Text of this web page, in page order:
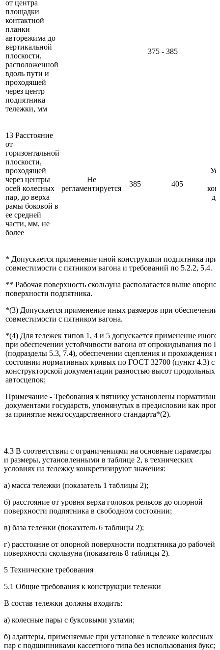
от центра
площадки
контактной
планки
авторежима до
вертикальной
плоскости,
расположенной
вдоль пути и
проходящей
через центр
подпятника
тележки, мм
375 - 385
13 Расстояние
от
горизонтальной
плоскости,
проходящей
через центры
осей колесных
пар, до верха
рамы боковой в
ее средней
части, мм, не
более
Не
регламентируется
385 405
* Допускается применение иной конструкции подпятника при
совместимости с пятником вагона и требований по 5.2.2, 5.4.
** Рабочая поверхность скользуна располагается выше
поверхности подпятника.
*(3) Допускается применение иных размеров при обеспечении
совместимости с пятником вагона.
*(4) Для тележек типов 1, 4 и 5 допускается применение иного
при обеспечении устойчивости вагона от опрокидывания по
(подразделы 5.3, 7.4), обеспечении сцепления и прохождения
состоянии нормативных кривых по ГОСТ 32700 (пункт 4.3) с
конструкторской документации разностью высот продольных
автосцепок;
Примечание - Требования к пятнику установлены
документами государств, упомянутых в предисловии как
за принятие межгосударственного стандарта*(2).
4.3 В соответствии с ограничениями на основные параметры
и размеры, установленными в таблице 2, в технических
условиях на тележку конкретизируют значения:
а) масса тележки (показатель 1 таблицы 2);
б) расстояние от уровня верха головок рельсов до опорной
поверхности подпятника в свободном состоянии;
в) база тележки (показатель 6 таблицы 2);
г) расстояние от опорной поверхности подпятника до рабочей
поверхности скользуна (показатель 8 таблицы 2).
5 Технические требования
5.1 Общие требования к конструкции тележки
В состав тележки должны входить:
а) колесные пары с буксовыми узлами;
б) адаптеры, применяемые при установке в тележке колесных
пар с подшипниками кассетного типа без использования букс;